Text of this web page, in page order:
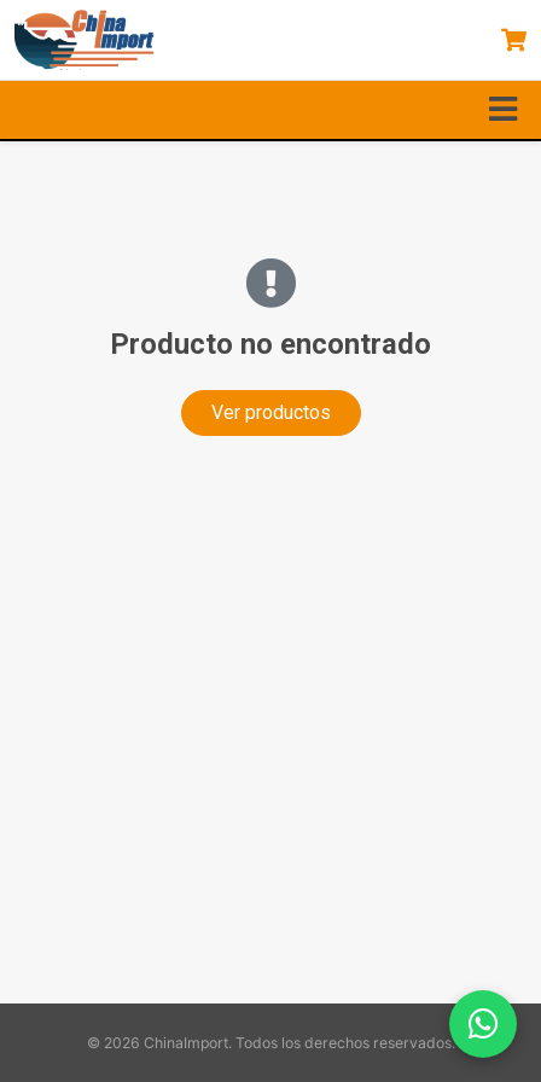
Producto no encontrado
Ver productos
© 2026 ChinaImport. Todos los derechos reservados.